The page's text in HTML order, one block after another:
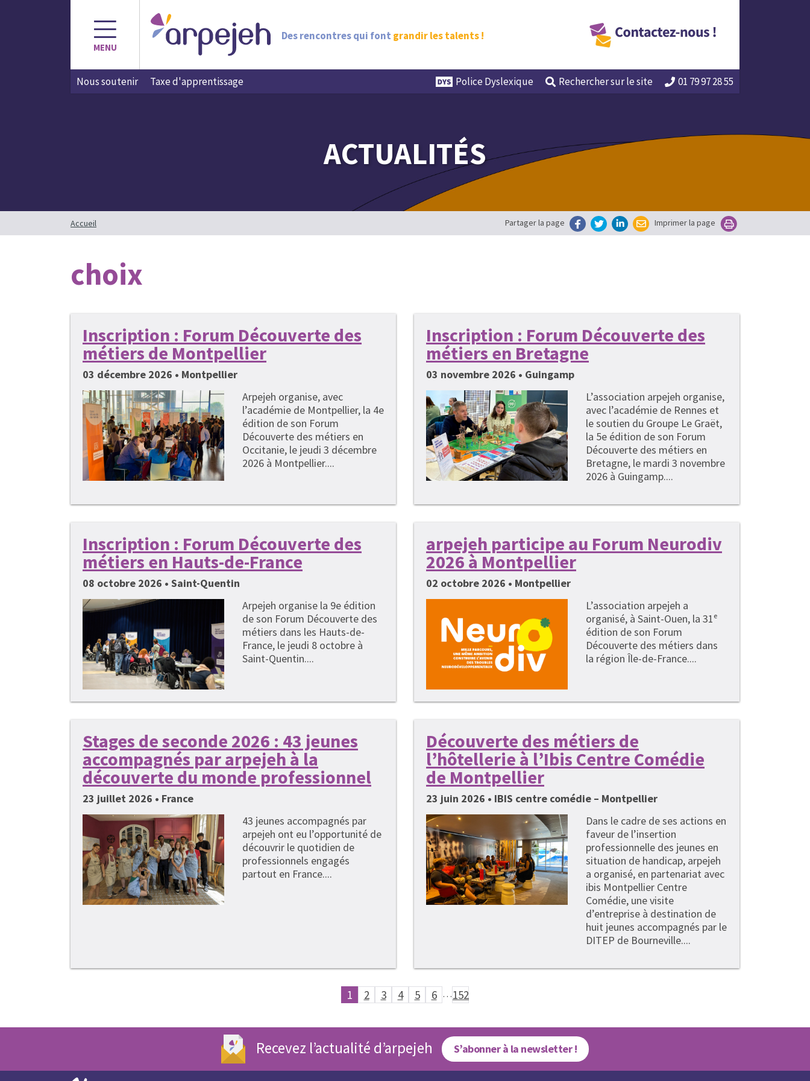
MENU
Des rencontres qui font grandir les talents !
Nous soutenir Taxe d'apprentissage Police Dyslexique Recherchersur le site 01 79 97 28 55
ACTUALITÉS
Accueil Partager la page Imprimer la page
choix
Inscription : Forum Découverte des
métiers de Montpellier
03 décembre 2026 • Montpellier
Arpejeh organise, avec
l’académie de Montpellier, la 4e
édition de son Forum
Découverte des métiers en
Occitanie, le jeudi 3 décembre
2026 à Montpellier....
Inscription : Forum Découverte des
métiers en Bretagne
03 novembre 2026 • Guingamp
L’association arpejeh organise,
avec l’académie de Rennes et
le soutien du Groupe Le Graët,
la 5e édition de son Forum
Découverte des métiers en
Bretagne, le mardi 3 novembre
2026 à Guingamp....
Inscription : Forum Découverte des
métiers en Hauts-de-France
08 octobre 2026 • Saint-Quentin
Arpejeh organise la 9e édition
de son Forum Découverte des
métiers dans les Hauts-de-
France, le jeudi 8 octobre à
Saint-Quentin....
arpejeh participe au Forum Neurodiv
2026 à Montpellier
02 octobre 2026 • Montpellier
L’association arpejeh a
organisé, à Saint-Ouen, la 31ᵉ
édition de son Forum
Découverte des métiers dans
la région Île-de-France....
Stages de seconde 2026 : 43 jeunes
accompagnés par arpejeh à la
découverte du monde professionnel
23 juillet 2026 • France
43 jeunes accompagnés par
arpejeh ont eu l’opportunité de
découvrir le quotidien de
professionnels engagés
partout en France....
Découverte des métiers de
l’hôtellerie à l’Ibis Centre Comédie
de Montpellier
23 juin 2026 • IBIS centre comédie – Montpellier
Dans le cadre de ses actions en
faveur de l’insertion
professionnelle des jeunes en
situation de handicap, arpejeh
a organisé, en partenariat avec
ibis Montpellier Centre
Comédie, une visite
d’entreprise à destination de
huit jeunes accompagnés par le
DITEP de Bourneville....
1 2 3 4 5 6 …152
Recevez l’actualité d’arpejeh S’abonner à la newsletter !